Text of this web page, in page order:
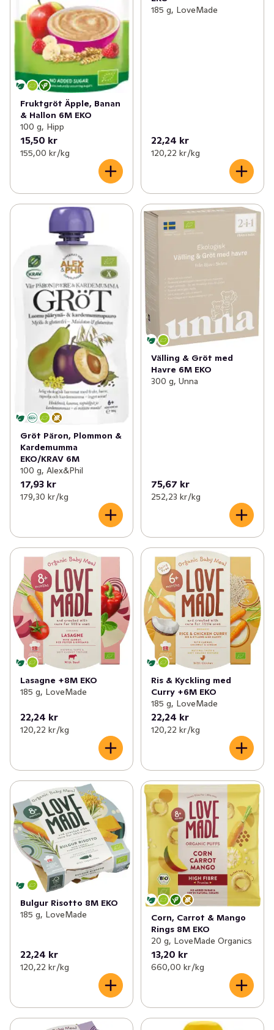
Fruktgröt Äpple, Banan
& Hallon 6M EKO
100 g, Hipp
15,50 kr
155,00 kr /kg
185 g, LoveMade
22,24 kr
120,22 kr /kg
Gröt Päron, Plommon &
Kardemumma
EKO/KRAV 6M
100 g, Alex&Phil
17,93 kr
179,30 kr /kg
Välling & Gröt med
Havre 6M EKO
300 g, Unna
75,67 kr
252,23 kr /kg
Lasagne +8M EKO
185 g, LoveMade
22,24 kr
120,22 kr /kg
Ris & Kyckling med
Curry +6M EKO
185 g, LoveMade
22,24 kr
120,22 kr /kg
Bulgur Risotto 8M EKO
185 g, LoveMade
22,24 kr
120,22 kr /kg
Corn, Carrot & Mango
Rings 8M EKO
20 g, LoveMade Organics
13,20 kr
660,00 kr /kg